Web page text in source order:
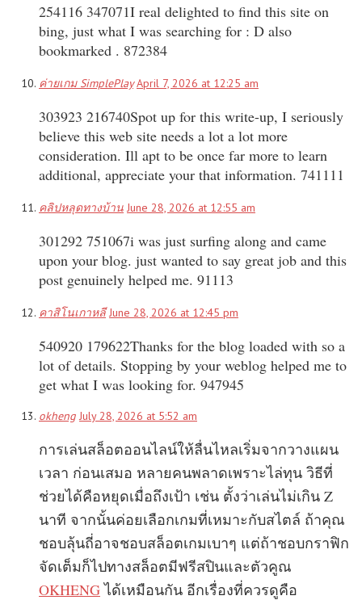
254116 347071I real delighted to find this site on
bing, just what I was searching for : D also
bookmarked . 872384
ค่ายเกม SimplePlay April 7, 2026 at 12:25 am
303923 216740Spot up for this write-up, I seriously
believe this web site needs a lot a lot more
consideration. Ill apt to be once far more to learn
additional, appreciate your that information. 741111
คลิปหลุดทางบ้าน June 28, 2026 at 12:55 am
301292 751067i was just surfing along and came
upon your blog. just wanted to say great job and this
post genuinely helped me. 91113
คาสิโนเกาหลี June 28, 2026 at 12:45 pm
540920 179622Thanks for the blog loaded with so a
lot of details. Stopping by your weblog helped me to
get what I was looking for. 947945
okheng July 28, 2026 at 5:52 am
การเล่นสล็อตออนไลน์ให้ลื่นไหลเริ่มจากวางแผน
เวลา ก่อนเสมอ หลายคนพลาดเพราะไล่ทุน วิธีที่
ช่วยได้คือหยุดเมื่อถึงเป้า เช่น ตั้งว่าเล่นไม่เกิน Z
นาที จากนั้นค่อยเลือกเกมที่เหมาะกับสไตล์ ถ้าคุณ
ชอบลุ้นถี่อาจชอบสล็อตเกมเบาๆ แต่ถ้าชอบกราฟิก
จัดเต็มก็ไปทางสล็อตมีฟรีสปินและตัวคูณ
OKHENGได้เหมือนกัน อีกเรื่องที่ควรดูคือ